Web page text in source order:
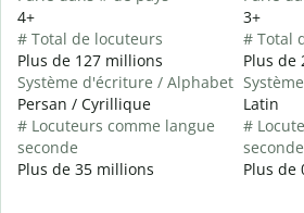
4+
# Total de locuteurs
Plus de 127 millions
Système d'écriture / Alphabet
Persan / Cyrillique
# Locuteurs comme langue
seconde
Plus de 35 millions
3+
# Total
Plus de
Latin
#
seconde
Plus de